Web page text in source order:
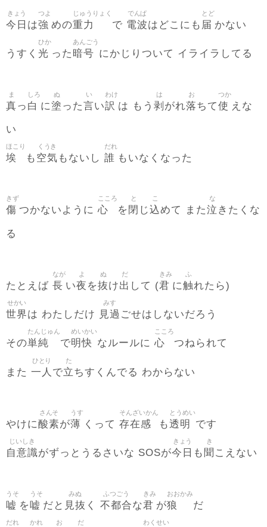
今日
きょう
は強
つよ
めの重力
じゅうりょく
で 電波
でんぱ
はどこにも 届
とど
かない
うすく 光
ひか
った 暗号
あんごう
にかじりついて イライラしてる
真
ま
っ 白
しろ
に塗
ぬ
った言
い
い訳
わけ
は もう 剥
は
がれ落
お
ちて使
つか
えな
い
埃
ほこり
も 空気
くうき
もないし 誰
だれ
もいなくなった
傷
きず
つかないように 心
こころ
を 閉
と
じ込
こ
めて また泣
な
きたくな
る
たとえば 長
なが
い夜
よ
を抜
ぬ
け出
だ
して (君
きみ
に触
ふ
れたら)
世界
せかい
は わたしだけ 見過
みす
ごせはしないだろう
その単純
たんじゅん
で明快
めいかい
なルールに 心
こころ
つねられて
また 一人
ひとり
で立
た
ちすくんでる わからない
やけに酸素
さんそ
が薄
うす
くって 存在感
そんざいかん
も透明
とうめい
です
自意識
じいしき
がずっとうるさいな SOSが今日
きょう
も 聞
き
こえない
嘘
うそ
を嘘
うそ
だと 見抜
みぬ
く 不都合
ふつごう
な君
きみ
が狼
おおかみ
だ
だれ かれ お だ わくせい